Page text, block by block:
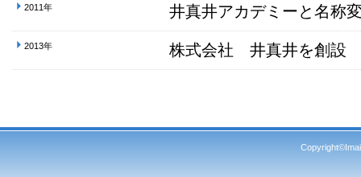
2011年 井真井アカデミーと名称
2013年 株式会社 井真井を創設